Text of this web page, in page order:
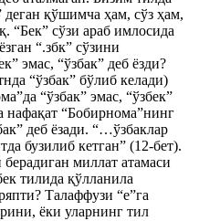
деган қўшимча ҳам, сўз ҳам,
“Бек” сўзи араб имлосида
“.збк” сўзини
эмас, “ўзбак” деб ёзди?
“ўзбак” бўлиб келади)
“ўзбак” эмас, “ўзбек”
нафақат “Бобирнома”нинг
деб ёзади. “…ўзбаклар
бузилиб кетган” (12-бет).
миллат атамаси
тилида қўлланила
Талаффузи “е”га
ёки уларнинг тил